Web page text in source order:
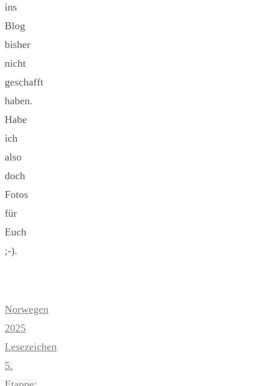
ins
Blog
bisher
nicht
geschafft
haben.
Habe
ich
also
doch
Fotos
für
Euch
;-).
Norwegen
2025.
Lesezeichen.
5.